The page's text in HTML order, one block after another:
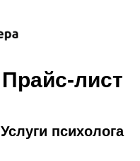
Прайс-лист
Услуги психолога